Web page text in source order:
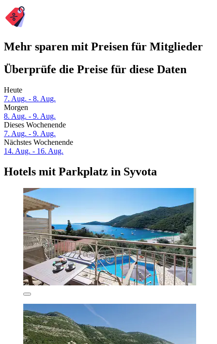
Mehr sparen mit Preisen für Mitglieder
Überprüfe die Preise für diese Daten
Heute
7. Aug. - 8. Aug.
Morgen
8. Aug. - 9. Aug.
Dieses Wochenende
7. Aug. - 9. Aug.
Nächstes Wochenende
14. Aug. - 16. Aug.
Hotels mit Parkplatz in Syvota